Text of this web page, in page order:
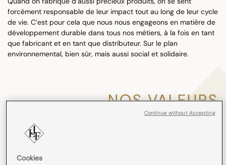
forcément responsable de leur impact tout au long de leur cycle
de vie. C’est pour cela que nous nous engageons en matière de
développement durable dans tous nos métiers, à la fois en tant
que fabricant et en tant que distributeur. Sur le plan
environnemental, bien sûr, mais aussi social et solidaire.
NOS VALEURS
Cookies
Continue without Accepting